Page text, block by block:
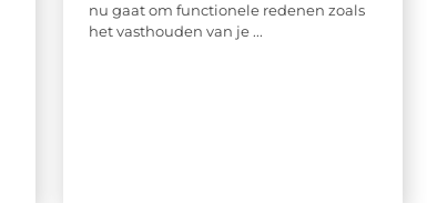
nu gaat om functionele redenen zoals
het vasthouden van je ...